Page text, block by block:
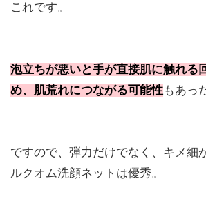
これです。
泡立ちが悪いと手が直接肌に触れる
め、肌荒れにつながる可能性もあっ
ですので、弾力だけでなく、キメ細
ルクオム洗顔ネットは優秀。